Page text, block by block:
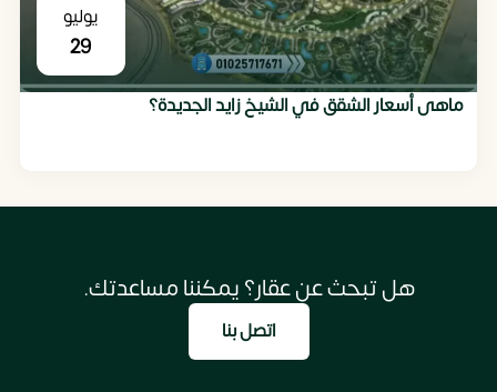
يوليو
29
ماهى أسعار الشقق في الشيخ زايد الجديدة؟
هل تبحث عن عقار؟ يمكننا مساعدتك.
اتصل بنا